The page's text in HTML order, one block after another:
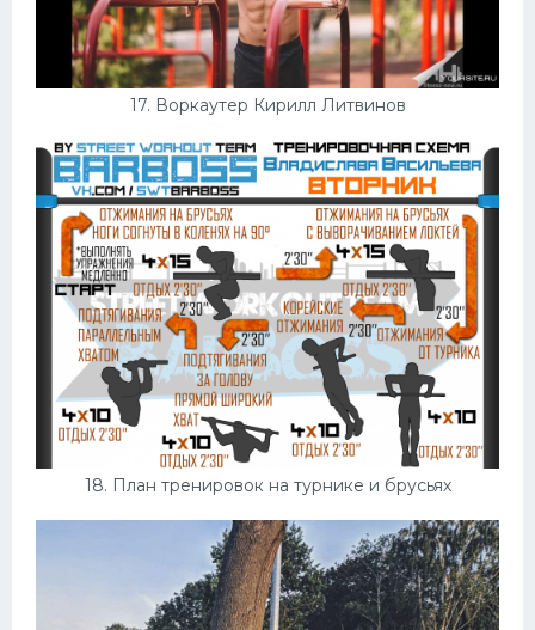
17. Воркаутер Кирилл Литвинов
18. План тренировок на турнике и брусьях